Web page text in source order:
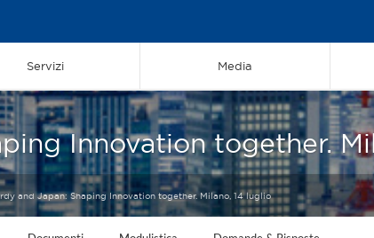
Servizi Media
Innovation together.
and Japan: Shaping Innovation together. Milano, 14 luglio